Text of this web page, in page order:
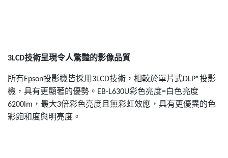
3LCD技術呈現令人驚豔的影像品質
所有Epson投影機皆採用 3LCD技術，相較於單片式DLP®投影
機，具有更顯著的優勢。 EB-L630U彩色亮度=白色亮度
6200lm ，最大3倍彩色亮度且無彩虹效應，具有更優異的色
彩飽和度與明亮度。